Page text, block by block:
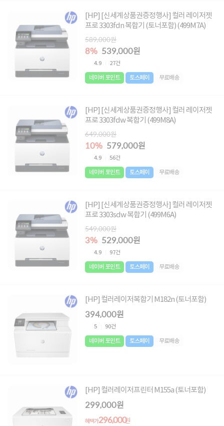
[HP] [신세계상품권증정행사] 컬러 레이저젯
프로 3303fdn 복합기 (토너포함) (499M7A)
589,000원
8% 539,000원
4.9 27건
네이버 포인트 토스페이 무료배송
[HP] [신세계상품권증정행사] 컬러 레이저젯
프로 3303fdw 복합기 (499M8A)
649,000원
10% 579,000원
4.9 56건
네이버 포인트 토스페이 무료배송
[HP] [신세계상품권증정행사] 컬러 레이저젯
프로 3303sdw 복합기 (499M6A)
549,000원
3% 529,000원
4.9 97건
네이버 포인트 토스페이 무료배송
[HP] 컬러레이저복합기 M182n (토너포함)
394,000원
5 90건
네이버 포인트 토스페이 무료배송
[HP] 컬러레이저프린터 M155a (토너포함)
299,000원
혜택가296,000원